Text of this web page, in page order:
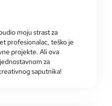
moju strast za
profesionalac, teško je
projekte. Ali ova
za
saputnika!